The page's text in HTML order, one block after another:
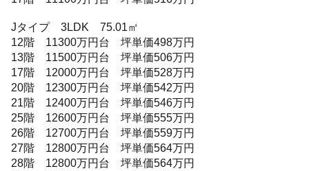
Jタイプ 3LDK 75.01㎡
12階 11300万円台 坪単価498万円
13階 11500万円台 坪単価506万円
17階 12000万円台 坪単価528万円
20階 12300万円台 坪単価542万円
21階 12400万円台 坪単価546万円
25階 12600万円台 坪単価555万円
26階 12700万円台 坪単価559万円
27階 12800万円台 坪単価564万円
28階 12800万円台 坪単価564万円